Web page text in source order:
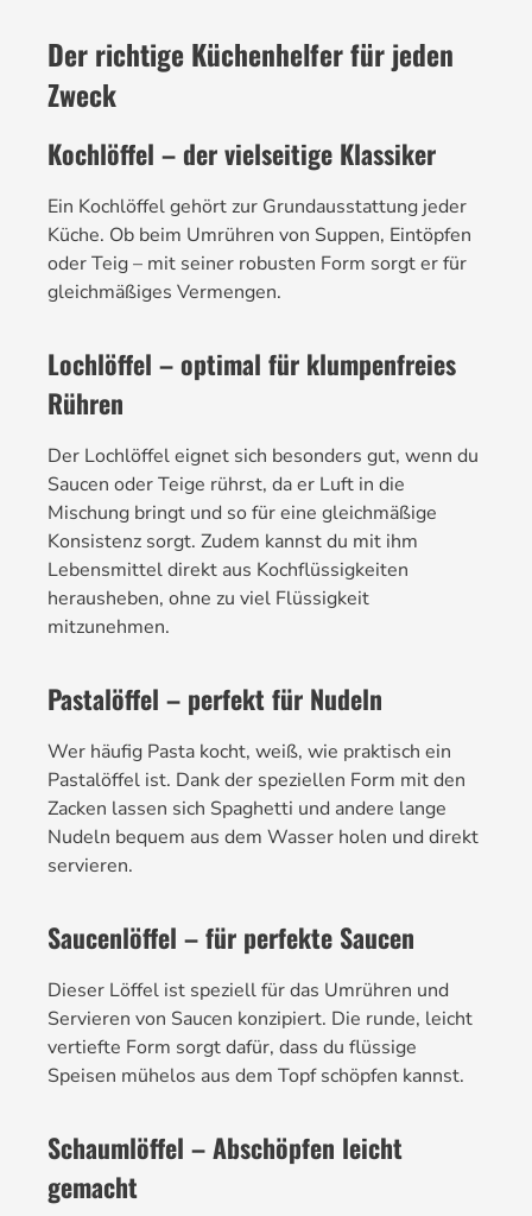
Der richtige Küchenhelfer für jeden
Zweck
Kochlöffel – der vielseitige Klassiker
Ein Kochlöffel gehört zur Grundausstattung jeder
Küche. Ob beim Umrühren von Suppen, Eintöpfen
oder Teig – mit seiner robusten Form sorgt er für
gleichmäßiges Vermengen.
Lochlöffel – optimal für klumpenfreies
Rühren
Der Lochlöffel eignet sich besonders gut, wenn du
Saucen oder Teige rührst, da er Luft in die
Mischung bringt und so für eine gleichmäßige
Konsistenz sorgt. Zudem kannst du mit ihm
Lebensmittel direkt aus Kochflüssigkeiten
herausheben, ohne zu viel Flüssigkeit
mitzunehmen.
Pastalöffel – perfekt für Nudeln
Wer häufig Pasta kocht, weiß, wie praktisch ein
Pastalöffel ist. Dank der speziellen Form mit den
Zacken lassen sich Spaghetti und andere lange
Nudeln bequem aus dem Wasser holen und direkt
servieren.
Saucenlöffel – für perfekte Saucen
Dieser Löffel ist speziell für das Umrühren und
Servieren von Saucen konzipiert. Die runde, leicht
vertiefte Form sorgt dafür, dass du flüssige
Speisen mühelos aus dem Topf schöpfen kannst.
Schaumlöffel – Abschöpfen leicht
gemacht